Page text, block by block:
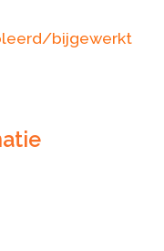
bijgewerkt